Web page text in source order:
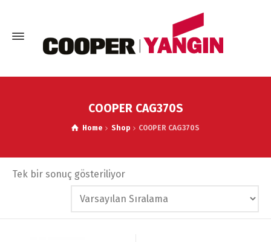
COOPER CAG370S
Home Shop COOPER CAG370S
Tek bir sonuç gösteriliyor